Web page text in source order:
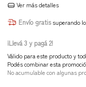
Ver más detalles
Envío gratis superando
¡Llevá 3 y pagá 2!
Válido para este producto y
Podés combinar esta
No acumulable con algunas